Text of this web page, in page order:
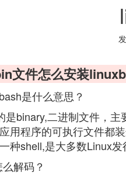
文件怎么安装
是什么意思？
是binary,二进制文件，
用程序的可执行文件都
种shell,是大多数Linux
解码？